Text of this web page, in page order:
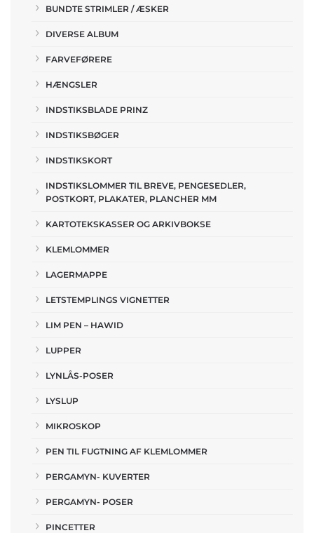
BUNDTE STRIMLER / ÆSKER
DIVERSE ALBUM
FARVEFØRERE
HÆNGSLER
INDSTIKSBLADE PRINZ
INDSTIKSBØGER
INDSTIKSKORT
INDSTIKSLOMMER TIL BREVE, PENGESEDLER,
POSTKORT, PLAKATER, PLANCHER MM
KARTOTEKSKASSER OG ARKIVBOKSE
KLEMLOMMER
LAGERMAPPE
LETSTEMPLINGS VIGNETTER
LIM PEN – HAWID
LUPPER
LYNLÅS-POSER
LYSLUP
MIKROSKOP
PEN TIL FUGTNING AF KLEMLOMMER
PERGAMYN- KUVERTER
PERGAMYN- POSER
PINCETTER